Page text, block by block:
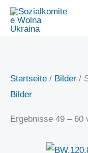
Zum
Inhalt
Startseite / Bilder /
Bilder
Ergebnisse 49 – 60